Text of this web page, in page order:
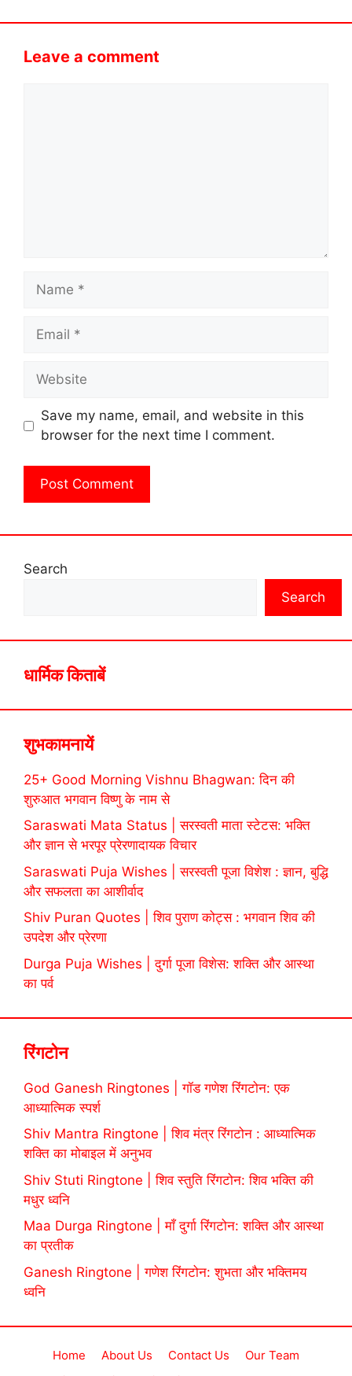
Leave a comment
Name
Email
Website
Save my name, email, and website in this
browser for the next time I comment.
Search
Search
धार्मिक किताबें
शुभकामनायें
25+ Good Morning Vishnu Bhagwan: दिन की
शुरुआत भगवान विष्णु के नाम से
Saraswati Mata Status | सरस्वती माता स्टेटस: भक्ति
और ज्ञान से भरपूर प्रेरणादायक विचार
Saraswati Puja Wishes | सरस्वती पूजा विशेश : ज्ञान, बुद्धि
और सफलता का आशीर्वाद
Shiv Puran Quotes | शिव पुराण कोट्स : भगवान शिव की
उपदेश और प्रेरणा
Durga Puja Wishes | दुर्गा पूजा विशेस: शक्ति और आस्था
का पर्व
रिंगटोन
God Ganesh Ringtones | गॉड गणेश रिंगटोन: एक
आध्यात्मिक स्पर्श
Shiv Mantra Ringtone | शिव मंत्र रिंगटोन : आध्यात्मिक
शक्ति का मोबाइल में अनुभव
Shiv Stuti Ringtone | शिव स्तुति रिंगटोन: शिव भक्ति की
मधुर ध्वनि
Maa Durga Ringtone | माँ दुर्गा रिंगटोन: शक्ति और आस्था
का प्रतीक
Ganesh Ringtone | गणेश रिंगटोन: शुभता और भक्तिमय
ध्वनि
Home About Us Contact Us
Our Team